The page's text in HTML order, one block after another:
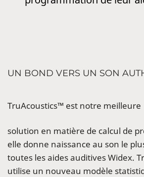
UN BOND VERS UN SON
TruAcoustics™ est notre meilleure
solution en matière de calcul de
elle donne naissance au son le
toutes les aides auditives Widex.
utilise un nouveau modèle